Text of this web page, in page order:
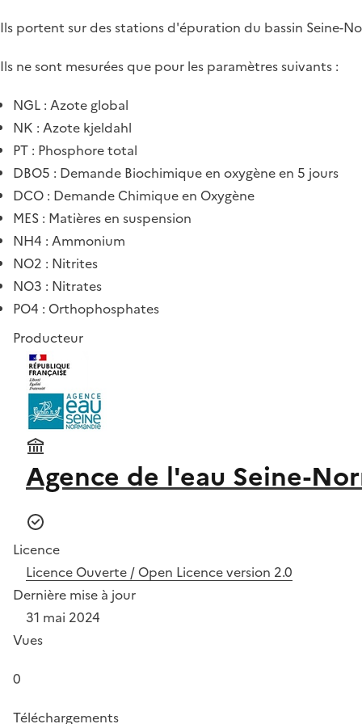
Ils portent sur des stations d'épuration du bassin Seine-
Ils ne sont mesurées que pour les paramètres suivants :
NGL : Azote global
NK : Azote kjeldahl
PT : Phosphore total
DBO5 : Demande Biochimique en oxygène en 5 jours
DCO : Demande Chimique en Oxygène
MES : Matières en suspension
NH4 : Ammonium
NO2 : Nitrites
NO3 : Nitrates
PO4 : Orthophosphates
Producteur
Agence de l'eau Seine-
Licence
Licence Ouverte / Open Licence version 2.0
Dernière mise à jour
31 mai 2024
Vues
0
Téléchargements